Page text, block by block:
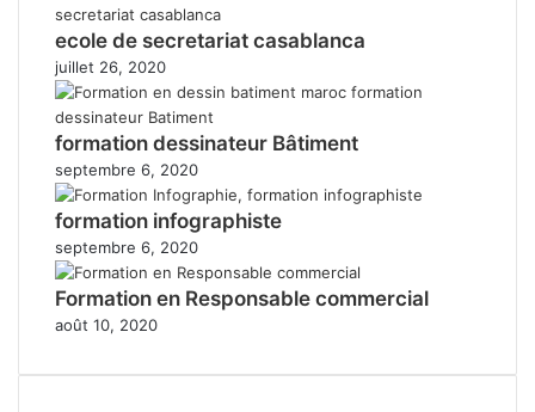
ecole de secretariat casablanca
juillet 26, 2020
formation dessinateur Bâtiment
septembre 6, 2020
formation infographiste
septembre 6, 2020
Formation en Responsable commercial
août 10, 2020